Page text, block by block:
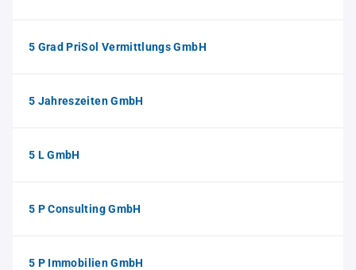
5 Grad PriSol Vermittlungs GmbH
5 Jahreszeiten GmbH
5 L GmbH
5 P Consulting GmbH
5 P Immobilien GmbH